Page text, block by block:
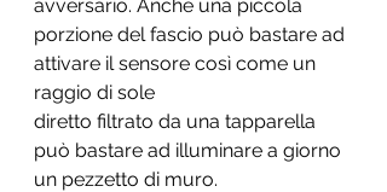
avversario. Anche una piccola
porzione del fascio può bastare ad
attivare il sensore così come un
raggio di sole
diretto filtrato da una tapparella
può bastare ad illuminare a giorno
un pezzetto di muro.